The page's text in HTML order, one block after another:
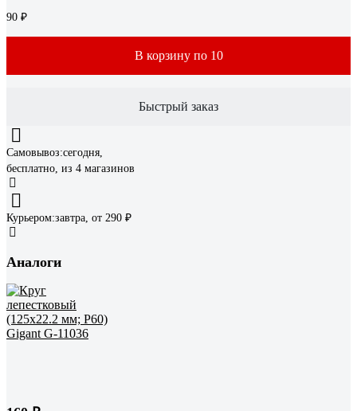
90 ₽
В корзину по 10
Быстрый заказ
Самовывоз:сегодня,
бесплатно, из 4 магазинов
Курьером:завтра, от 290 ₽
Аналоги